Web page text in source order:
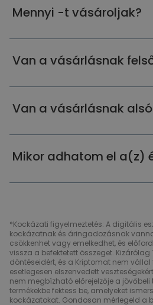
Mennyi -t vásároljak?
Van a vásárlásnak
Van a vásárlásnak
Mikor adhatom el a(z)
*Kockázati figyelmeztetés: A digitális
kockázatnak és áringadozásnak
csökkenhet vagy emelkedhet, és
vissza a befektetett összeget. Kizárólag
döntéseidért, és a Kriptomat nem
esetlegesen elszenvedett
nem megbízható előrejelzője a
termékekbe fektess be, amelyeket
kockázatokat. Gondosan mérlegeld a